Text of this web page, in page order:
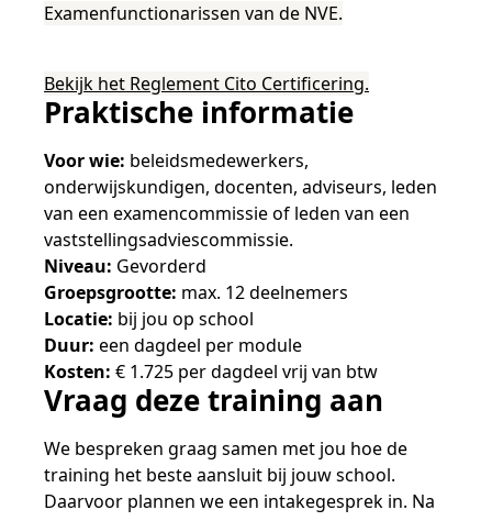
Examenfunctionarissen van de NVE.
Bekijk het Reglement Cito Certificering.
Praktische informatie
Voor wie: beleidsmedewerkers,
onderwijskundigen, docenten, adviseurs, leden
van een examencommissie of leden van een
vaststellingsadviescommissie.
Niveau: Gevorderd
Groepsgrootte: max. 12 deelnemers
Locatie: bij jou op school
Duur: een dagdeel per module
Kosten: € 1.725 per dagdeel vrij van btw
Vraag deze training aan
We bespreken graag samen met jou hoe de
training het beste aansluit bij jouw school.
Daarvoor plannen we een intakegesprek in. Na